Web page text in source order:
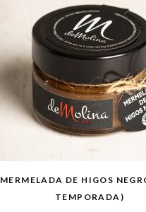
MERMELADA DE HIGOS
TEMPORADA)